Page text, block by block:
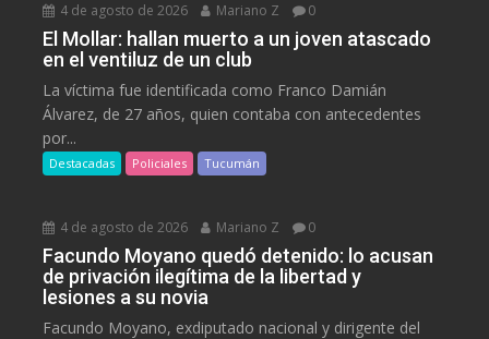
4 de agosto de 2026 Mariano Z 0
El Mollar: hallan muerto a un joven atascado
en el ventiluz de un club
La víctima fue identificada como Franco Damián
Álvarez, de 27 años, quien contaba con antecedentes
por...
Destacadas Policiales Tucumán
4 de agosto de 2026 Mariano Z 0
Facundo Moyano quedó detenido: lo acusan
de privación ilegítima de la libertad y
lesiones a su novia
Facundo Moyano, exdiputado nacional y dirigente del